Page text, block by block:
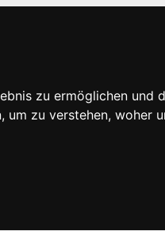
zu ermöglichen und
zu verstehen, woher